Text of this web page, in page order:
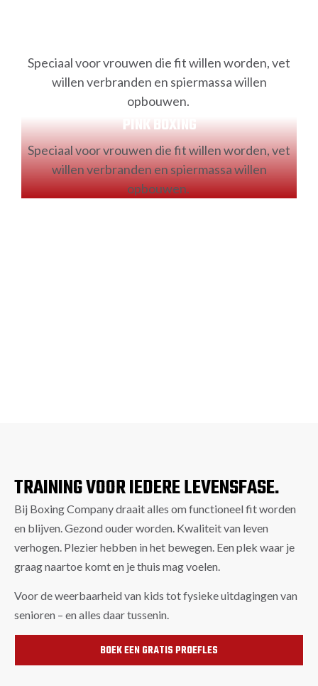
Speciaal voor vrouwen die fit willen worden, vet
willen verbranden en spiermassa willen
opbouwen.
PINK BOXING
Speciaal voor vrouwen die fit willen worden, vet
willen verbranden en spiermassa willen
opbouwen.
TRAINING VOOR IEDERE LEVENSFASE.
Bij Boxing Company draait alles om functioneel fit worden
en blijven. Gezond ouder worden. Kwaliteit van leven
verhogen. Plezier hebben in het bewegen. Een plek waar je
graag naartoe komt en je thuis mag voelen.
Voor de weerbaarheid van kids tot fysieke uitdagingen van
senioren – en alles daar tussenin.
BOEK EEN GRATIS PROEFLES